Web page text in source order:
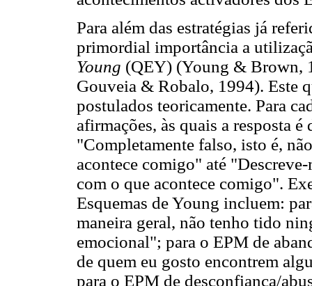
Para além das estratégias já
primordial importância a
Young (QEY) (Young & Brown,
Gouveia & Robalo, 1994). Este
postulados teoricamente. Para
afirmações, às quais a resposta é
"Completamente falso, isto é,
acontece comigo" até
com o que acontece comigo".
Esquemas de Young incluem:
maneira geral, não tenho tido
emocional"; para o EPM de
de quem eu gosto encontrem
para o EPM de desconfiança/